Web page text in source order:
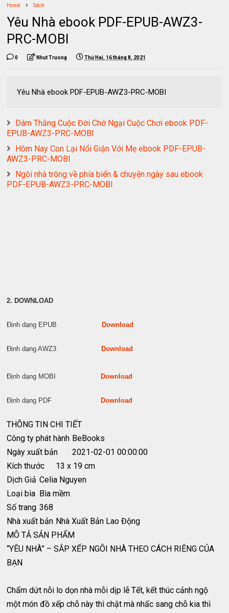
Home Sách
Yêu Nhà ebook PDF-EPUB-AWZ3-
PRC-MOBI
0 Nhut Truong Thứ Hai, 16 tháng 8, 2021
Yêu Nhà ebook PDF-EPUB-AWZ3-PRC-MOBI
Dám Thắng Cuộc Đời Chớ Ngại Cuộc Chơi ebook PDF-
EPUB-AWZ3-PRC-MOBI
Hôm Nay Con Lại Nổi Giận Với Mẹ ebook PDF-EPUB-
AWZ3-PRC-MOBI
Ngôi nhà trông về phía biển & chuyện ngày sau ebook
PDF-EPUB-AWZ3-PRC-MOBI
2. DOWNLOAD
Định dạng EPUB Download
Định dạng AWZ3 Download
Định dạng MOBI Download
Định dạng PDF Download
THÔNG TIN CHI TIẾT
Công ty phát hành BeBooks
Ngày xuất bản
2021-02-01 00:00:00
Kích thước
13 x 19 cm
Dịch Giả Celia Nguyen
Loại bìa Bìa mềm
Số trang 368
Nhà xuất bản Nhà Xuất Bản Lao Động
MÔ TẢ SẢN PHẨM
“YÊU NHÀ” – SẮP XẾP NGÔI NHÀ THEO CÁCH RIÊNG CỦA
BẠN
Chấm dứt nỗi lo dọn nhà mỗi dịp lễ Tết, kết thúc cảnh ngộ
một món đồ xếp chỗ này thì chật mà nhấc sang chỗ kia thì